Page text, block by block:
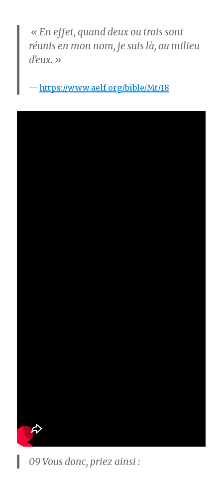
« En effet, quand deux ou trois sont
réunis en mon nom, je suis là, au milieu
d’eux. »
https://www.aelf.org/bible/Mt/18
09Vous donc, priez ainsi :